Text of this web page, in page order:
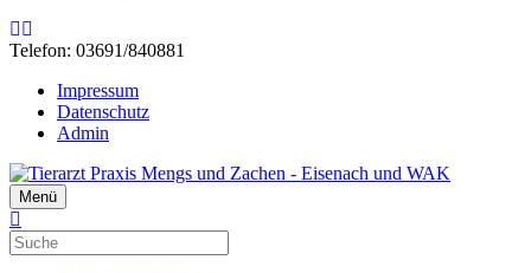
RssEmail
Telefon: 03691/840881
Impressum
Datenschutz
Admin
Menü